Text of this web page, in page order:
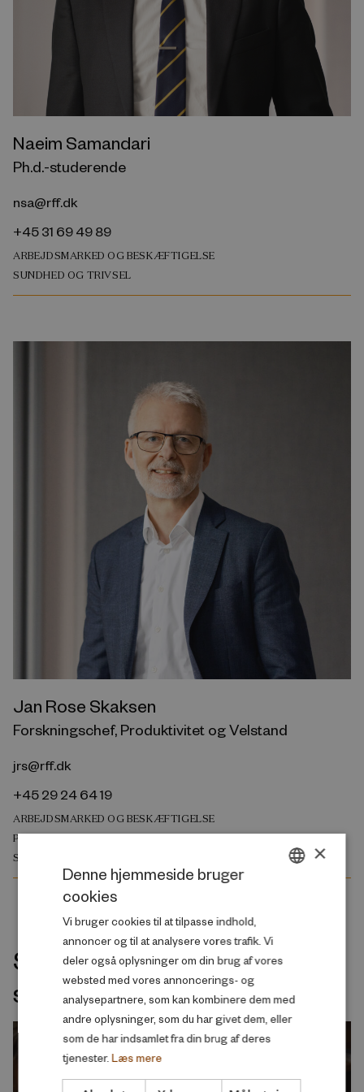
Naeim Samandari
Ph.d.-studerende
nsa@rff.dk
+45 31 69 49 89
ARBEJDSMARKED OG BESKÆFTIGELSE
SUNDHED OG TRIVSEL
Jan Rose Skaksen
Forskningschef, Produktivitet og Velstand
jrs@rff.dk
+45 29 24 64 19
ARBEJDSMARKED OG BESKÆFTIGELSE
PRODUKTIVITET OG VELSTAND
SKOLE OG UDDANNELSE
Seneste udgivelser indenfor
samme velfærdsemne
×
Denne hjemmeside bruger
cookies
Vi bruger cookies til at tilpasse indhold,
annoncer og til at analysere vores trafik. Vi
deler også oplysninger om din brug af vores
websted med vores annoncerings- og
analysepartnere, som kan kombinere dem med
andre oplysninger, som du har givet dem, eller
som de har indsamlet fra din brug af deres
tjenester. Læs mere